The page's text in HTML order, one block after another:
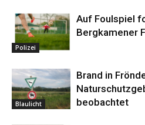
Polizei
Auf Foulspiel
Bergkamener
Blaulicht
Brand in
beobachtet